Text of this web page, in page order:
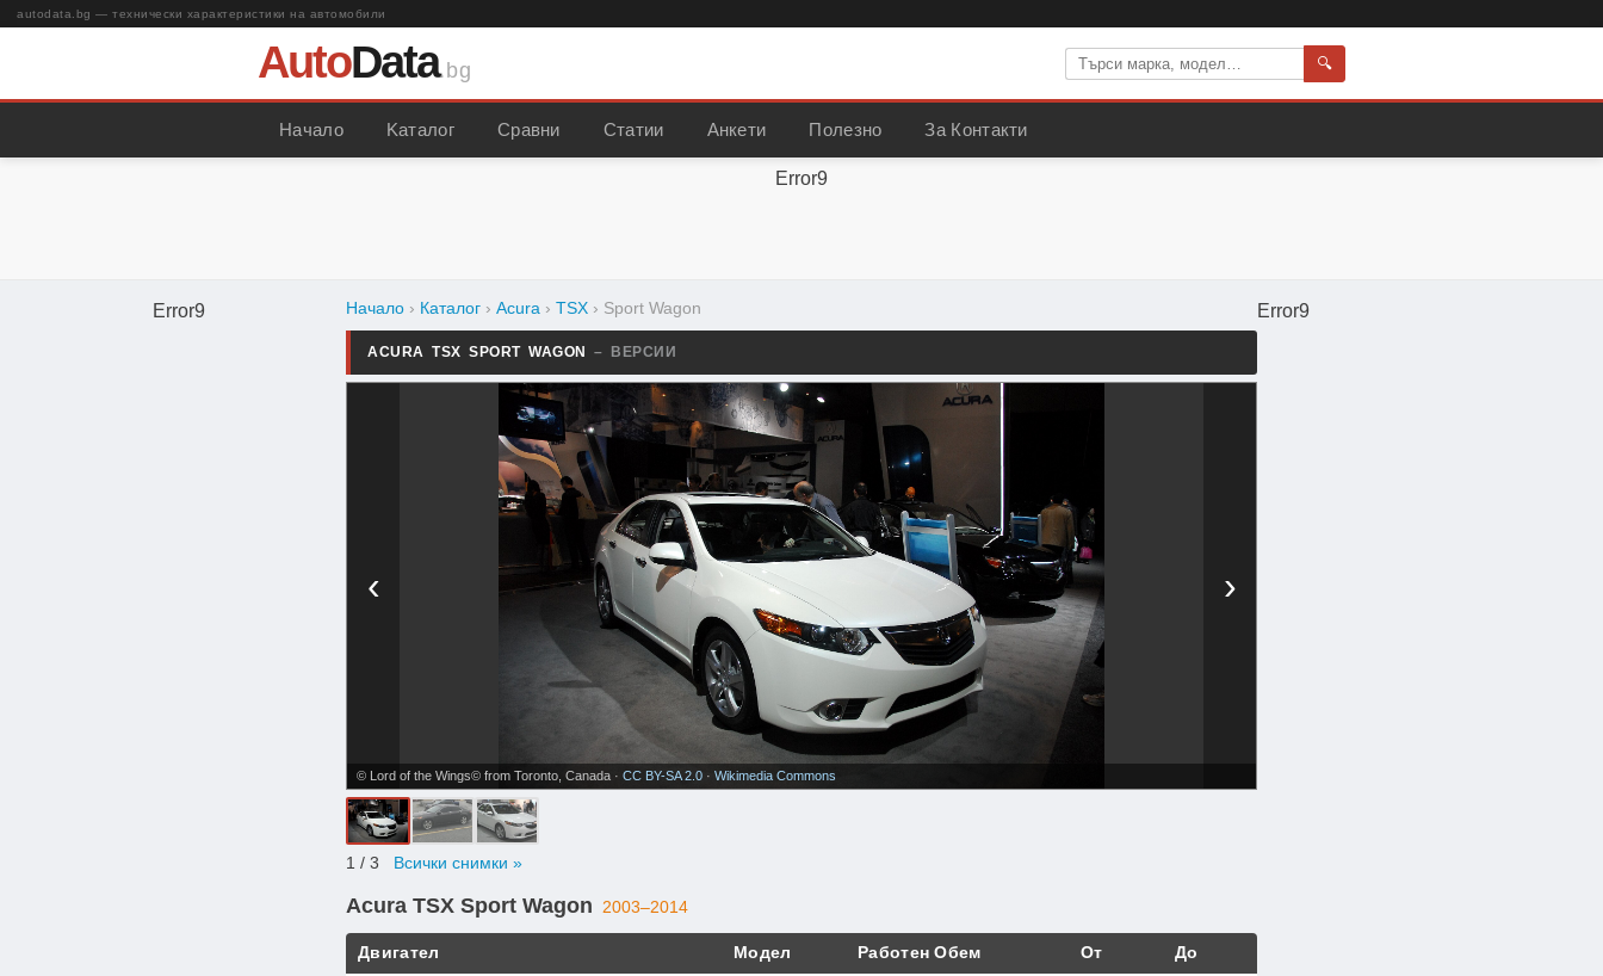
autodata.bg — технически характеристики на автомобили
AutoData.bg 🔍
Начало Kаталог Сравни Статии Анкети Полезно За Контакти
Error9
Error9 Начало › Каталог › Acura › TSX › Sport Wagon
ACURA TSX SPORT WAGON – ВЕРСИИ
‹ ›
© Lord of the Wings© from Toronto, Canada · CC BY-SA 2.0 · Wikimedia Commons
1 / 3 Всички снимки »
Acura TSX Sport Wagon 2003–2014
Двигател Модел Работен Обем От До
Error9